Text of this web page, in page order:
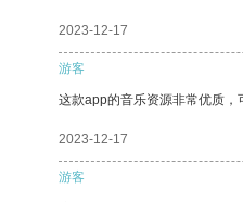
2023-12-17
游客
这款app的音乐资源非常优质，
2023-12-17
游客